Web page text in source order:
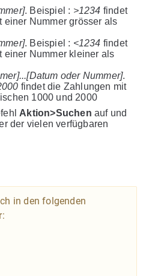
. Beispiel : >1234 findet
einer Nummer grösser als
. Beispiel : <1234 findet
einer Nummer kleiner als
oder Nummer].
findet die Zahlungen mit
1000 und 2000
Aktion>Suchen auf und
der vielen verfügbaren
in den folgenden